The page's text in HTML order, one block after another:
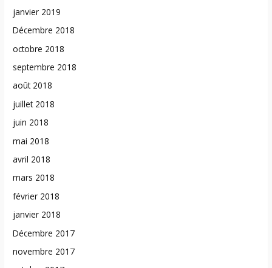
janvier 2019
Décembre 2018
octobre 2018
septembre 2018
août 2018
juillet 2018
juin 2018
mai 2018
avril 2018
mars 2018
février 2018
janvier 2018
Décembre 2017
novembre 2017